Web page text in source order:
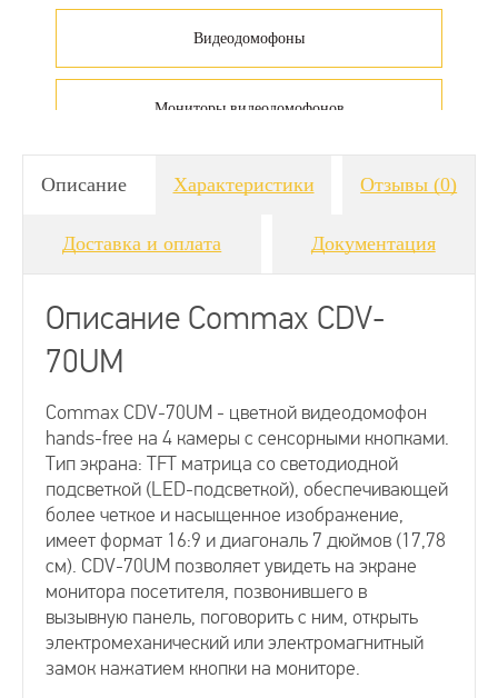
Видеодомофоны
Мониторы видеодомофонов
Видеодомофоны для дачи
Аналоговые видеодомофоны
Видеодомофоны Commax
Видеодомофоны для квартиры
Видеозвонки для квартиры
Видеодомофоны для частного дома
Видеодомофоны для офиса
Описание Характеристики Отзывы(0)
Доставка и оплата Документация
Описание Commax CDV-
70UM
Commax CDV-70UM - цветной видеодомофон
hands-free на 4 камеры с сенсорными кнопками.
Тип экрана: TFT матрица со светодиодной
подсветкой (LED-подсветкой), обеспечивающей
более четкое и насыщенное изображение,
имеет формат 16:9 и диагональ 7 дюймов (17,78
см). CDV-70UM позволяет увидеть на экране
монитора посетителя, позвонившего в
вызывную панель, поговорить с ним, открыть
электромеханический или электромагнитный
замок нажатием кнопки на мониторе.